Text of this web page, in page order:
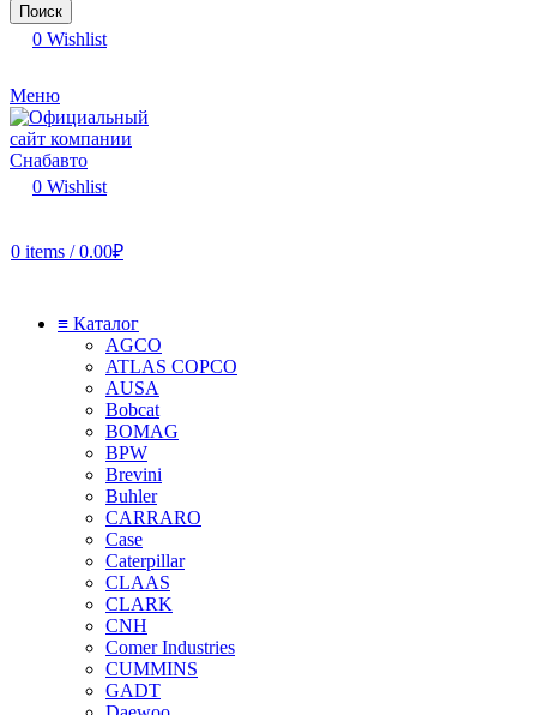
Поиск
0 Wishlist
Меню
0 Wishlist
0 items / 0.00₽
≡ Каталог
AGCO
ATLAS COPCO
AUSA
Bobcat
BOMAG
BPW
Brevini
Buhler
CARRARO
Case
Caterpillar
CLAAS
CLARK
CNH
Comer Industries
CUMMINS
GADT